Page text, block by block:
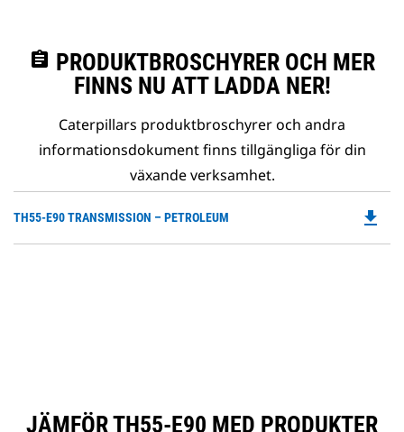
assignment PRODUKTBROSCHYRER OCH MER
FINNS NU ATT LADDA NER!
Caterpillars produktbroschyrer och andra
informationsdokument finns tillgängliga för din
växande verksamhet.
TH55-E90 TRANSMISSION – PETROLEUM file_download
JÄMFÖR TH55-E90 MED PRODUKTER